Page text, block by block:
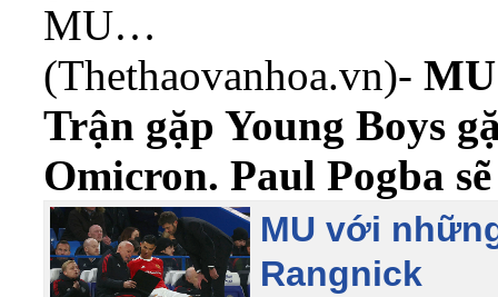
MU…
(Thethaovanhoa.vn)-
Trận gặp Young Boys
Omicron. Paul Pogba
MU với
Rangnick